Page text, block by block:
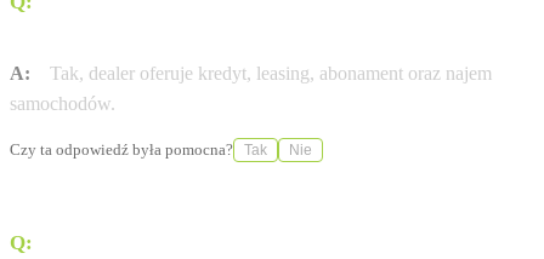
A:
Tak, dealer oferuje kredyt, leasing, abonament oraz najem
samochodów.
Czy ta odpowiedź była pomocna? Tak Nie
Q: